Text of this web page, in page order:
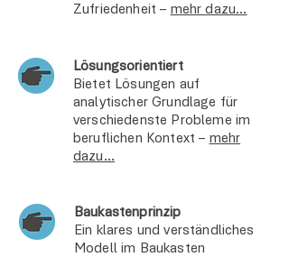
Zufriedenheit – mehr dazu...
Lösungsorientiert
Bietet Lösungen auf
analytischer Grundlage für
verschiedenste Probleme im
beruflichen Kontext – mehr
dazu...
Baukastenprinzip
Ein klares und verständliches
Modell im Baukasten